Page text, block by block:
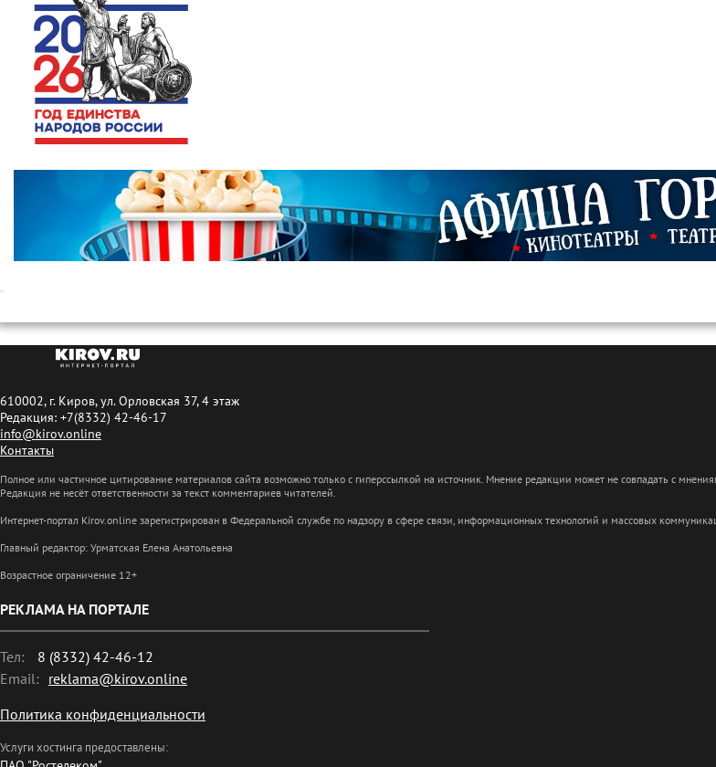
610002, г. Киров, ул. Орловская 37, 4 этаж
Редакция: +7(8332) 42-46-17
info@kirov.online
Контакты
Полное или частичное цитирование материалов сайта возможно только с гиперссылкой на источник. Мнение редакции может не совпадать с
Редакция не несёт ответственности за текст комментариев читателей.
Интернет-портал Kirov.online зарегистрирован в Федеральной службе по надзору в сфере связи, информационных технологий и массовых
Главный редактор: Урматская Елена Анатольевна
Возрастное ограничение 12+
РЕКЛАМА НА ПОРТАЛЕ
Тел:
8 (8332) 42-46-12
Email: reklama@kirov.online
Политика конфиденциальности
Услуги хостинга предоставлены: